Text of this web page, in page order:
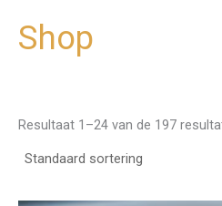
Shop
Resultaat 1–24 van de 197